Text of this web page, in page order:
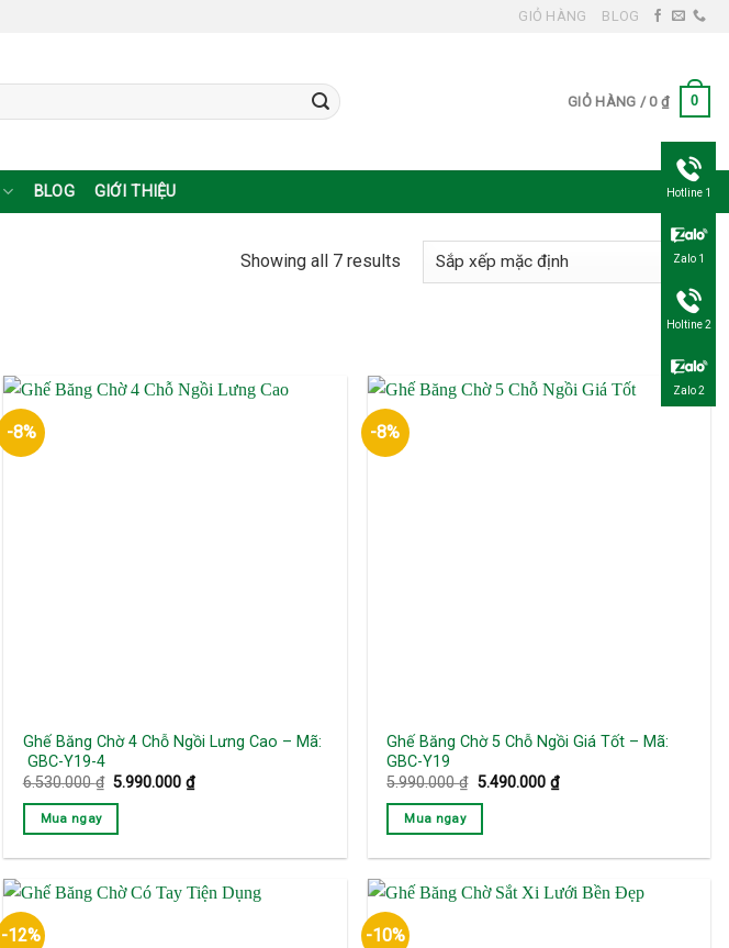
GIỎ HÀNG BLOG
GIỎ HÀNG / 0 ₫ 0
BLOG GIỚI THIỆU
Showing all 7 results
-8%
Ghế Băng Chờ 4 Chỗ Ngồi Lưng Cao – Mã:
GBC-Y19-4
6.530.000₫ Giá
5.990.000₫Giá
hiện
Mua ngay
-8%
Ghế Băng Chờ 5 Chỗ Ngồi Giá Tốt – Mã:
GBC-Y19
5.990.000₫ Giá
5.490.000 ₫Giá
hiện
Mua ngay
-12% -10%
Hotline 1
Zalo 1
Holtine 2
Zalo 2